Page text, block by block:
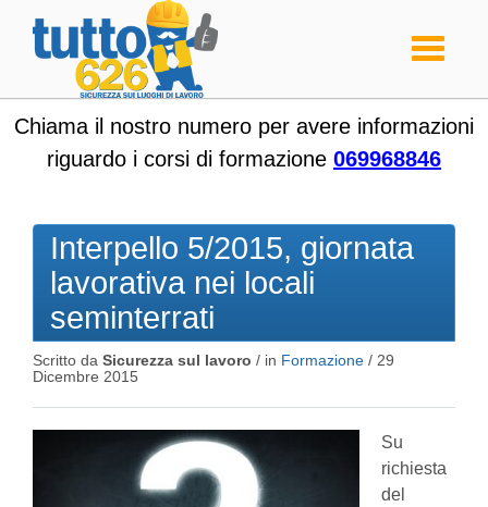
Toggle
Chiama il nostro numero per avere informazioni
riguardo i corsi di formazione 069968846
Interpello 5/2015, giornata
lavorativa nei locali
seminterrati
Scritto da Sicurezza sul lavoro / in Formazione / 29
Dicembre 2015
Su
richiesta
del